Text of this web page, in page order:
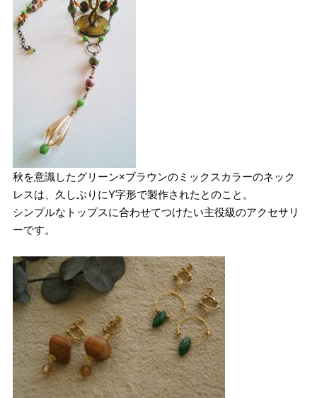
秋を意識したグリーン×ブラウンのミックスカラーのネック
レスは、久しぶりにY字形で製作されたとのこと。
シンプルなトップスに合わせてつけたい主役級のアクセサリ
ーです。